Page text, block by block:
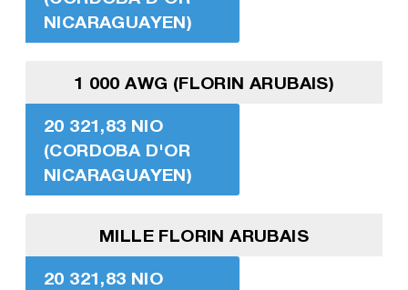
NICARAGUAYEN)
1 000 AWG (FLORIN ARUBAIS)
20 321,83 NIO
(CORDOBA D'OR
NICARAGUAYEN)
MILLE FLORIN ARUBAIS
20 321,83 NIO